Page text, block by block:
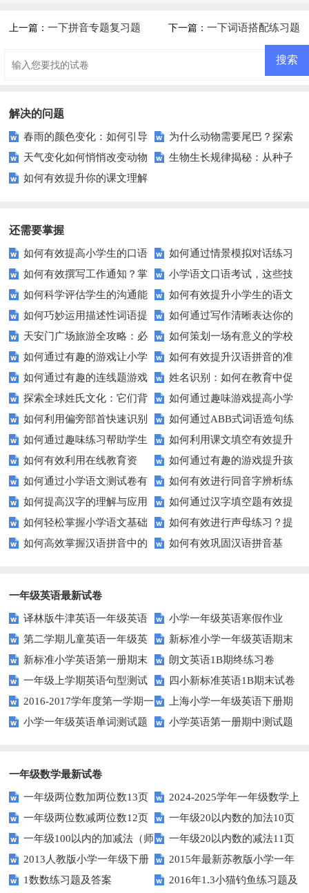
上一篇：一下拼音专题复习题 下一篇： 一下词语搭配练习题
解决的问题
春雨的颜色变化：如何引导
孩子探索自然？
为什么动物需要尾巴？探索
它们的多功能用途
天气变化如何悄悄改变动物
的生活？
生物生长规律揭秘：从种子
如何有效提升你的课文理解
还需要掌握
如何有效提高小学生的口语
交际测试成绩？
如何通过情景模拟对话练习
提高你的沟通能力？
如何有效撰写工作通知？掌
握这些技巧让你的通知更专业！
小学语文口语考试，这些技
巧让孩子自信应考？
如何科学评估学生的沟通能
力？
如何有效提升小学生的语文
拼写能力？
如何巧妙运用描述性词语提
升教育效果？
如何通过写作清晰表达你的
愿望？
天安门广场旅游全攻略：必
看的历史与文化景点
如何策划一场有意义的学校
升旗仪式？
如何通过有趣的游戏让小学
生轻松掌握常见姓氏？
如何有效提升汉语拼音的准
确性和流利度？这里有妙招！
如何通过有趣的连线题游戏
提升孩子的逻辑思维能力？
姓名识别：如何在教育中促
进个性化学习？
探索全球姓氏文化：它们背
后隐藏的故事？
如何通过趣味游戏提高小学
生的拼音水平？
如何利用偏旁部首快速识别
汉字？
如何通过ABB式词语造句练
习提高孩子的语言表达能力？
如何通过趣味练习帮助学生
掌握反义词匹配？
如何利用课文填空有效提升
语文成绩？
如何有效利用在线教育资
源？
如何通过有趣的游戏提升孩
子的句子补全技巧？
如何通过小学语文测试卷有
效提高孩子的阅读与写作技能？
如何有效进行同音字辨析练
习？这些方法让你事半功倍！
如何提高汉字的理解与应用
能力？这里有妙招！
如何通过汉字填空题有效提
升小学生的汉字书写能力？
如何轻松掌握小学语文基础
知识？
如何有效进行声母练习？提
升发音技巧有妙招！
如何高效掌握汉语拼音中的
如何有效巩固汉语拼音基
一年级英语最新试卷
译林版牛津英语一年级英语
1AB测试卷
小学一年级英语寒假作业
第二学期儿童英语一年级英
语期末试卷
新标准小学一年级英语期末
质量检测题
新标准小学英语第一册期末
测试题
朗文英语1B期终练习卷
一年级上学期英语句型测试
题
四小新标准英语1B期末试卷
2016-2017学年度第一学期一
起一年级英语期中试卷
上海小学一年级英语下册期
中试卷
小学一年级英语单词测试题 小学英语第一册期中测试题
一年级数学最新试卷
一年级两位数加两位数13页
2024-2025学年一年级数学上
册期末素养测评卷（考试版A4
人教版）
一年级两位数减两位数12页
一年级20以内数的加法10页
一年级100以内的加减法（师
版）
一年级20以内数的减法11页
2013人教版小学一年级下册
第三单元整理与复习（一）练习
2015年最新苏教版小学一年
级数学下册第一次月考试卷
1数数练习题及答案 2016年1.3小猫钓鱼练习题及